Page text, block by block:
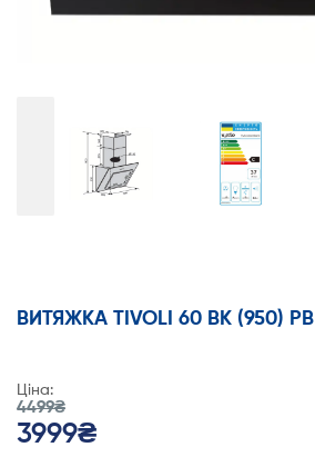
ВИТЯЖКА TIVOLI 60 BK (950) PB
Ціна:
4499₴
3999₴